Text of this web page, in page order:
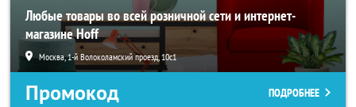
Любые товары во всей розничной сети и интернет-
магазине Hoff
Москва, 1-й Волоколамский проезд, 10с1
Промокод ПОДРОБНЕЕ